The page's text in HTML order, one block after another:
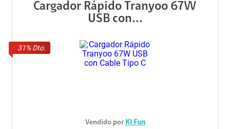
31% Dto.
Cargador Rápido Tranyoo 67W
USB con...
Vendido por Ki Fun